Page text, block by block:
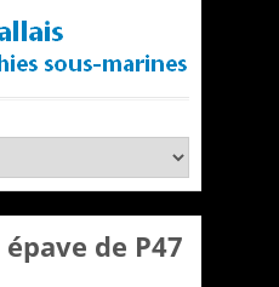
épave de P47